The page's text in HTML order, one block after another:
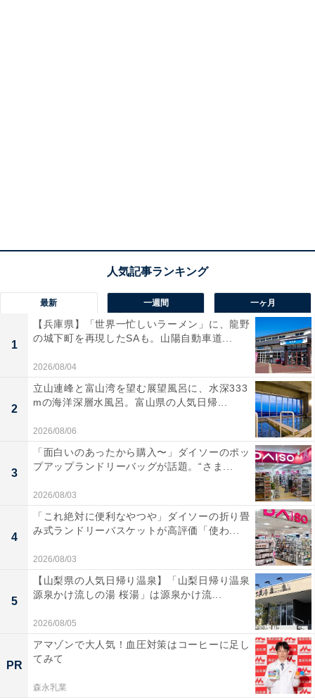
最新 一週間 一ヶ月
1
【兵庫県】「世界一忙しいラーメン」に、龍野
の城下町を再現したSAも。山陽自動車道...
2026/08/04
2
立山連峰と富山湾を望む展望風呂に、水深333
mの海洋深層水風呂。富山県の人気日帰...
2026/08/06
3
「面白いのあったから購入〜」ダイソーのポッ
プアップランドリーバッグが話題。“さま...
2026/08/03
4
「これ絶対に便利なやつや」ダイソーの折り畳
み式ランドリーバスケットが高評価「使わ...
2026/08/03
5
【山梨県の人気日帰り温泉】「山梨日帰り温泉
源泉かけ流しの湯 桜湯」は源泉かけ流...
2026/08/05
PR
アマゾンで大人気！血圧対策はコーヒーに足し
てみて
森永乳業